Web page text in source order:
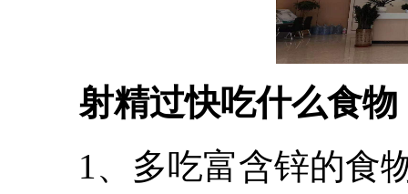
射精过快吃什么食物
1、多吃富含锌的食物